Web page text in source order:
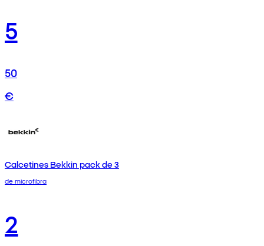
5
50
€
Calcetines Bekkin pack de 3
de microfibra
2